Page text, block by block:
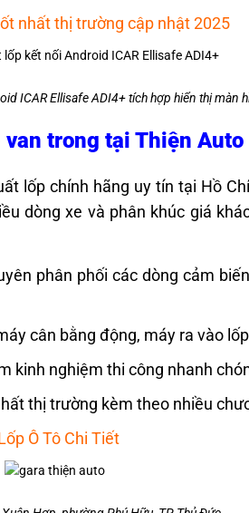
nhất thị trường cập nhật 2025
ICAR Ellisafe ADI4+ tích hợp hiển thị màn
trong tại Thiện Auto
lốp chính hãng uy tín tại Hồ
dòng xe và phân khúc giá
phân phối các dòng cảm
cân bằng động, máy ra vào
kinh nghiệm thi công nhanh
thị trường kèm theo nhiều
Ô Tô Chi Tiết